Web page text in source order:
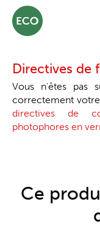
Directives de
Vous n'êtes pas
correctement
directives de
photophores en
Ce